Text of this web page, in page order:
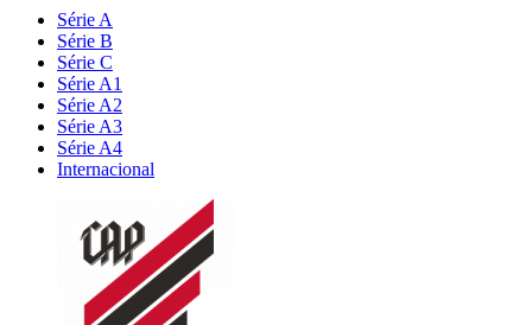
Série A
Série B
Série C
Série A1
Série A2
Série A3
Série A4
Internacional